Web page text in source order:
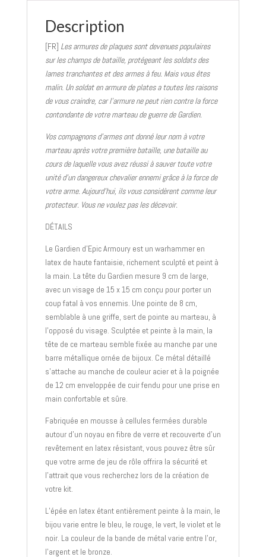
Description
[FR] Les armures de plaques sont devenues populaires
sur les champs de bataille, protégeant les soldats des
lames tranchantes et des armes à feu. Mais vous êtes
malin. Un soldat en armure de plates a toutes les raisons
de vous craindre, car l’armure ne peut rien contre la force
contondante de votre marteau de guerre de Gardien.
Vos compagnons d’armes ont donné leur nom à votre
marteau après votre première bataille, une bataille au
cours de laquelle vous avez réussi à sauver toute votre
unité d’un dangereux chevalier ennemi grâce à la force de
votre arme. Aujourd’hui, ils vous considèrent comme leur
protecteur. Vous ne voulez pas les décevoir.
DÉTAILS
Le Gardien d’Epic Armoury est un warhammer en
latex de haute fantaisie, richement sculpté et peint à
la main. La tête du Gardien mesure 9 cm de large,
avec un visage de 15 x 15 cm conçu pour porter un
coup fatal à vos ennemis. Une pointe de 8 cm,
semblable à une griffe, sert de pointe au marteau, à
l’opposé du visage. Sculptée et peinte à la main, la
tête de ce marteau semble fixée au manche par une
barre métallique ornée de bijoux. Ce métal détaillé
s’attache au manche de couleur acier et à la poignée
de 12 cm enveloppée de cuir fendu pour une prise en
main confortable et sûre.
Fabriquée en mousse à cellules fermées durable
autour d’un noyau en fibre de verre et recouverte d’un
revêtement en latex résistant, vous pouvez être sûr
que votre arme de jeu de rôle offrira la sécurité et
l’attrait que vous recherchez lors de la création de
votre kit.
L’épée en latex étant entièrement peinte à la main, le
bijou varie entre le bleu, le rouge, le vert, le violet et le
noir. La couleur de la bande de métal varie entre l’or,
l’argent et le bronze.